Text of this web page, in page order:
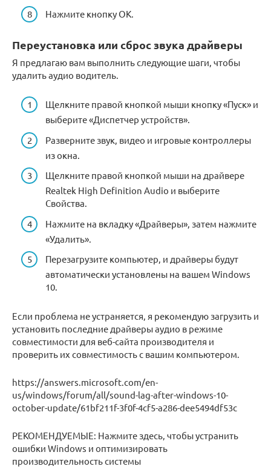
Нажмите кнопку OK.
Переустановка или сброс звука драйверы
Я предлагаю вам выполнить следующие шаги, чтобы
удалить аудио водитель.
Щелкните правой кнопкой мыши кнопку «Пуск» и
выберите «Диспетчер устройств».
Разверните звук, видео и игровые контроллеры
из окна.
Щелкните правой кнопкой мыши на драйвере
Realtek High Definition Audio и выберите
Свойства.
Нажмите на вкладку «Драйверы», затем нажмите
«Удалить».
Перезагрузите компьютер, и драйверы будут
автоматически установлены на вашем Windows
10.
Если проблема не устраняется, я рекомендую загрузить и
установить последние драйверы аудио в режиме
совместимости для веб-сайта производителя и
проверить их совместимость с вашим компьютером.
https://answers.microsoft.com/en-
us/windows/forum/all/sound-lag-after-windows-10-
october-update/61bf211f-3f0f-4cf5-a286-dee5494df53c
РЕКОМЕНДУЕМЫЕ: Нажмите здесь, чтобы устранить
ошибки Windows и оптимизировать
производительность системы